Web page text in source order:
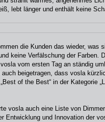
lebt länger und enthält keine
die Kunden das wieder, was
keine Verfälschung der Farben.
vom ersten Tag an ständig
beigetragen, dass vosla
of the Best“ in der Kategorie
vosla auch eine Liste von
Entwicklung und Innovation der